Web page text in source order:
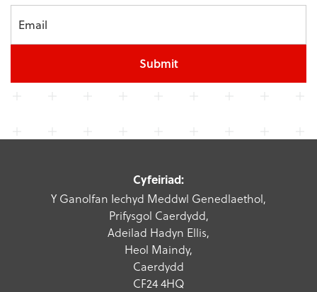
Submit
Cyfeiriad:
Y Ganolfan Iechyd Meddwl Genedlaethol,
Prifysgol Caerdydd,
Adeilad Hadyn Ellis,
Heol Maindy,
Caerdydd
CF24 4HQ